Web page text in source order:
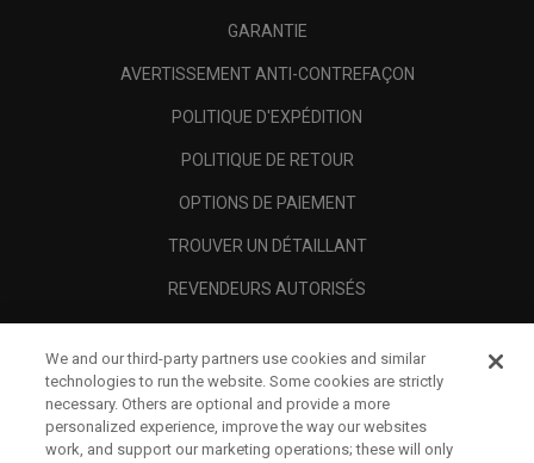
GARANTIE
AVERTISSEMENT ANTI-CONTREFAÇON
POLITIQUE D'EXPÉDITION
POLITIQUE DE RETOUR
OPTIONS DE PAIEMENT
TROUVER UN DÉTAILLANT
REVENDEURS AUTORISÉS
A PROPOS
MENTIONS LÉGALES
We and our third-party partners use cookies and similar
technologies to run the website. Some cookies are strictly
necessary. Others are optional and provide a more
personalized experience, improve the way our websites
work, and support our marketing operations; these will only